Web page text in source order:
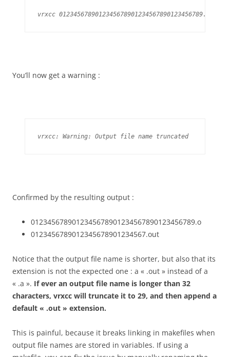
vrxcc 0123456789012345678901234567890123456789.cpp -
You’ll now get a warning :
vrxcc: Warning: Output file name truncated
Confirmed by the resulting output :
0123456789012345678901234567890123456789.o
0123456789012345678901234567.out
Notice that the output file name is shorter, but also that its
extension is not the expected one : a « .out » instead of a
« .a ». If ever an output file name is longer than 32
characters, vrxcc will truncate it to 29, and then append a
default « .out » extension.
This is painful, because it breaks linking in makefiles when
output file names are stored in variables. If using a